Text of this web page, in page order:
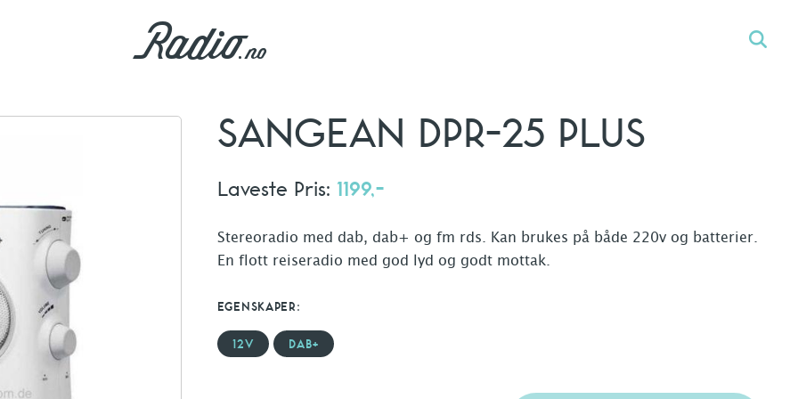
SANGEAN DPR-25 PLUS
Laveste Pris: 1199,-
Stereoradio med dab, dab+ og fm rds. Kan brukes på både 220v og batterier.
En flott reiseradio med god lyd og godt mottak.
EGENSKAPER:
12V DAB+